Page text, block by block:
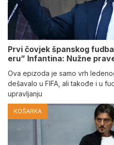
Prvi čovjek španskog
eru” Infantina: Nužne
Ova epizoda je samo vrh
dešavalo u FIFA, ali takođe i u
upravljanju
KOŠARKA